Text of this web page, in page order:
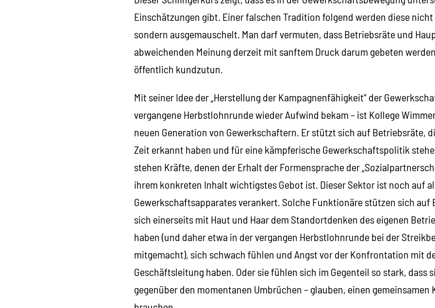
Einschätzungen gibt. Einer falschen Tradition folgend werden diese
sondern ausgemauschelt. Man darf vermuten, dass Betriebsräte und
abweichenden Meinung derzeit mit sanftem Druck darum gebeten
öffentlich kundzutun.
Mit seiner Idee der „Herstellung der Kampagnenfähigkeit“ der
vergangene Herbstlohnrunde wieder Aufwind bekam – ist Kollege
neuen Generation von Gewerkschaftern. Er stützt sich auf Betriebsräte,
Zeit erkannt haben und für eine kämpferische Gewerkschaftspolitik
stehen Kräfte, denen der Erhalt der Formensprache der
ihrem konkreten Inhalt wichtigstes Gebot ist. Dieser Sektor ist noch auf
Gewerkschaftsapparates verankert. Solche Funktionäre stützen sich auf
sich einerseits mit Haut und Haar dem Standortdenken des eigenen
haben (und daher etwa in der vergangen Herbstlohnrunde bei der
mitgemacht), sich schwach fühlen und Angst vor der Konfrontation mit
Geschäftsleitung haben. Oder sie fühlen sich im Gegenteil so stark, dass
gegenüber den momentanen Umbrüchen – glauben, einen gemeinsamen